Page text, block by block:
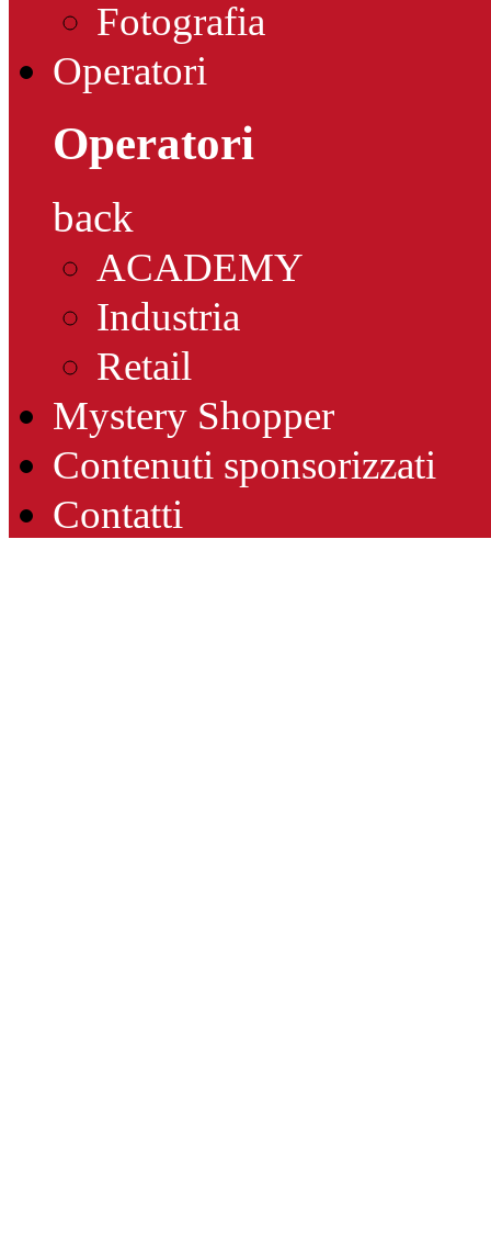
Fotografia
Operatori
Operatori
back
ACADEMY
Industria
Retail
Mystery Shopper
Contenuti sponsorizzati
Contatti